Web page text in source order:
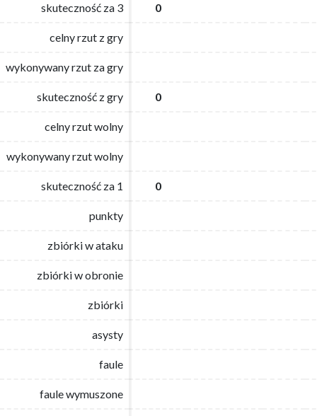
skuteczność za 3 0
celny rzut z gry
wykonywany rzut za gry
skuteczność z gry 0
celny rzut wolny
wykonywany rzut wolny
skuteczność za 1 0
punkty
zbiórki w ataku
zbiórki w obronie
zbiórki
asysty
faule
faule wymuszone
skuteczność za 3 0
celny rzut z gry
wykonywany rzut za gry
skuteczność z gry 0
celny rzut wolny
wykonywany rzut wolny
skuteczność za 1 0
punkty
zbiórki w ataku
zbiórki w obronie
zbiórki
asysty
faule
faule wymuszone